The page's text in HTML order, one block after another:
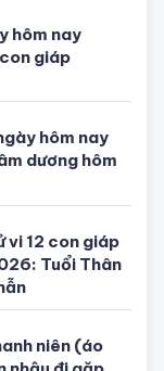
giáp
hôm nay
dương hôm
12 con giáp
Tuổi Thân